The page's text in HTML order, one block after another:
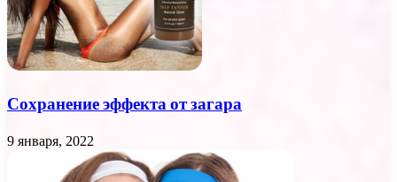
Сохранение эффекта от загара
9 января, 2022